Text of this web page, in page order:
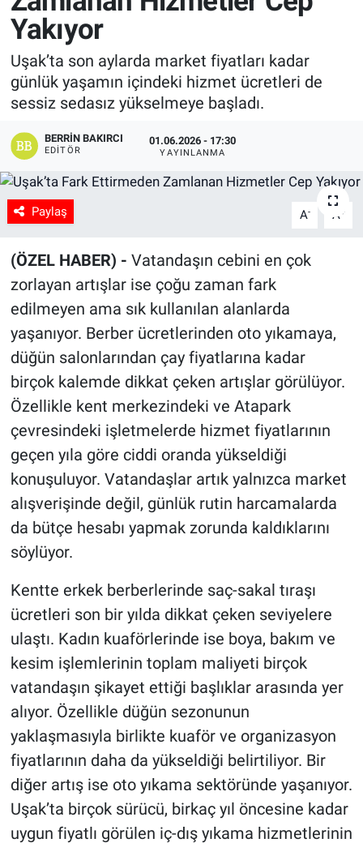
Yakıyor
Uşak’ta son aylarda market fiyatları kadar
günlük yaşamın içindeki hizmet ücretleri de
sessiz sedasız yükselmeye başladı.
BERRIN BAKIRCI
EDITÖR
01.06.2026 - 17:30
YAYINLANMA
Paylaş A- A +
(ÖZEL HABER) - Vatandaşın cebini en çok
zorlayan artışlar ise çoğu zaman fark
edilmeyen ama sık kullanılan alanlarda
yaşanıyor. Berber ücretlerinden oto yıkamaya,
düğün salonlarından çay fiyatlarına kadar
birçok kalemde dikkat çeken artışlar görülüyor.
Özellikle kent merkezindeki ve Atapark
çevresindeki işletmelerde hizmet fiyatlarının
geçen yıla göre ciddi oranda yükseldiği
konuşuluyor. Vatandaşlar artık yalnızca market
alışverişinde değil, günlük rutin harcamalarda
da bütçe hesabı yapmak zorunda kaldıklarını
söylüyor.
Kentte erkek berberlerinde saç-sakal tıraşı
ücretleri son bir yılda dikkat çeken seviyelere
ulaştı. Kadın kuaförlerinde ise boya, bakım ve
kesim işlemlerinin toplam maliyeti birçok
vatandaşın şikayet ettiği başlıklar arasında yer
alıyor. Özellikle düğün sezonunun
yaklaşmasıyla birlikte kuaför ve organizasyon
fiyatlarının daha da yükseldiği belirtiliyor. Bir
diğer artış ise oto yıkama sektöründe yaşanıyor.
Uşak’ta birçok sürücü, birkaç yıl öncesine kadar
uygun fiyatlı görülen iç-dış yıkama hizmetlerinin
Manşet
Resmi İlanlar
Sağlık
Son Dakika